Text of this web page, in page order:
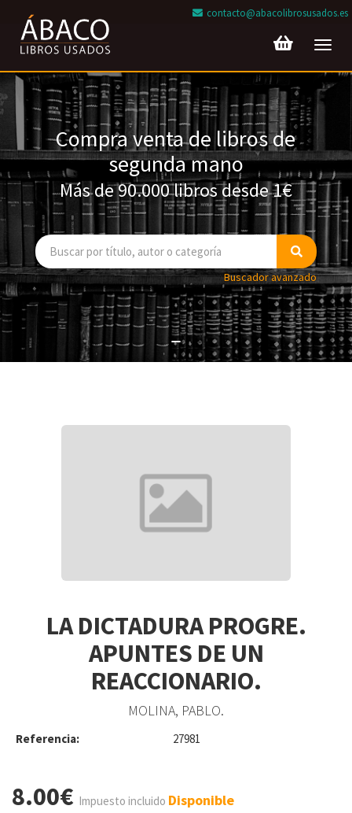
contacto@abacolibrosusados.es
Compra venta de libros de
segunda mano
Más de 90.000 libros desde 1€
Buscador avanzado
LA DICTADURA PROGRE.
APUNTES DE UN
REACCIONARIO.
MOLINA, PABLO.
Referencia: 27981
8.00€ Impuesto incluido Disponible